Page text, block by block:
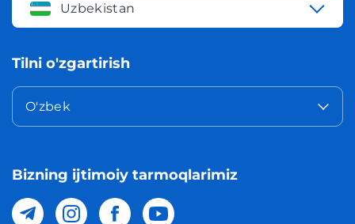
Uzbekistan
Tilni o'zgartirish
O'zbek
Bizning ijtimoiy tarmoqlarimiz